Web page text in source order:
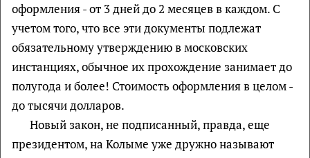
оформления - от 3 дней до 2 месяцев в каждом. С
учетом того, что все эти документы подлежат
обязательному утверждению в московских
инстанциях, обычное их прохождение занимает до
полугода и более! Стоимость оформления в целом -
до тысячи долларов.
Новый закон, не подписанный, правда, еще
президентом, на Колыме уже дружно называют